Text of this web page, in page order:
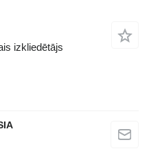
izkliedētājs